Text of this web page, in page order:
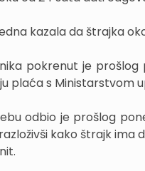
kazala da štrajka
pokrenut je
plaća s Ministarstvom
odbio je prošlog
kako štrajk ima